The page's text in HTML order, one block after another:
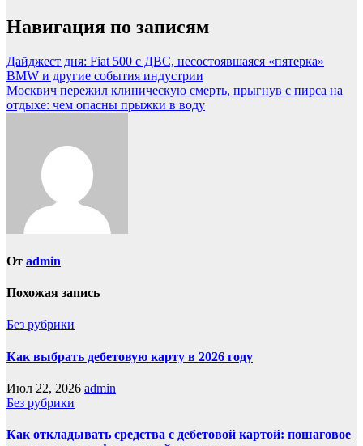
Навигация по записям
Дайджест дня: Fiat 500 с ДВС, несостоявшаяся «пятерка»
BMW и другие события индустрии
Москвич пережил клиническую смерть, прыгнув с пирса на
отдыхе: чем опасны прыжки в воду
От admin
Похожая запись
Без рубрики
Как выбрать дебетовую карту в 2026 году
Июл 22, 2026 admin
Без рубрики
Как откладывать средства с дебетовой картой: пошаговое